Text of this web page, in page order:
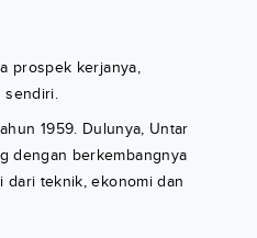
prospek kerjanya,
sendiri.
1959. Dulunya, Untar
dengan berkembangnya
dari teknik, ekonomi dan